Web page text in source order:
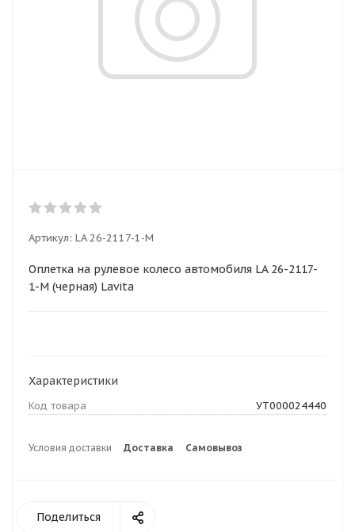
Артикул: LA 26-2117-1-M
Оплетка на рулевое колесо автомобиля LA 26-2117-
1-M (черная) Lavita
Характеристики
Код товара УТ000024440
Условия доставки Доставка Самовывоз
Поделиться